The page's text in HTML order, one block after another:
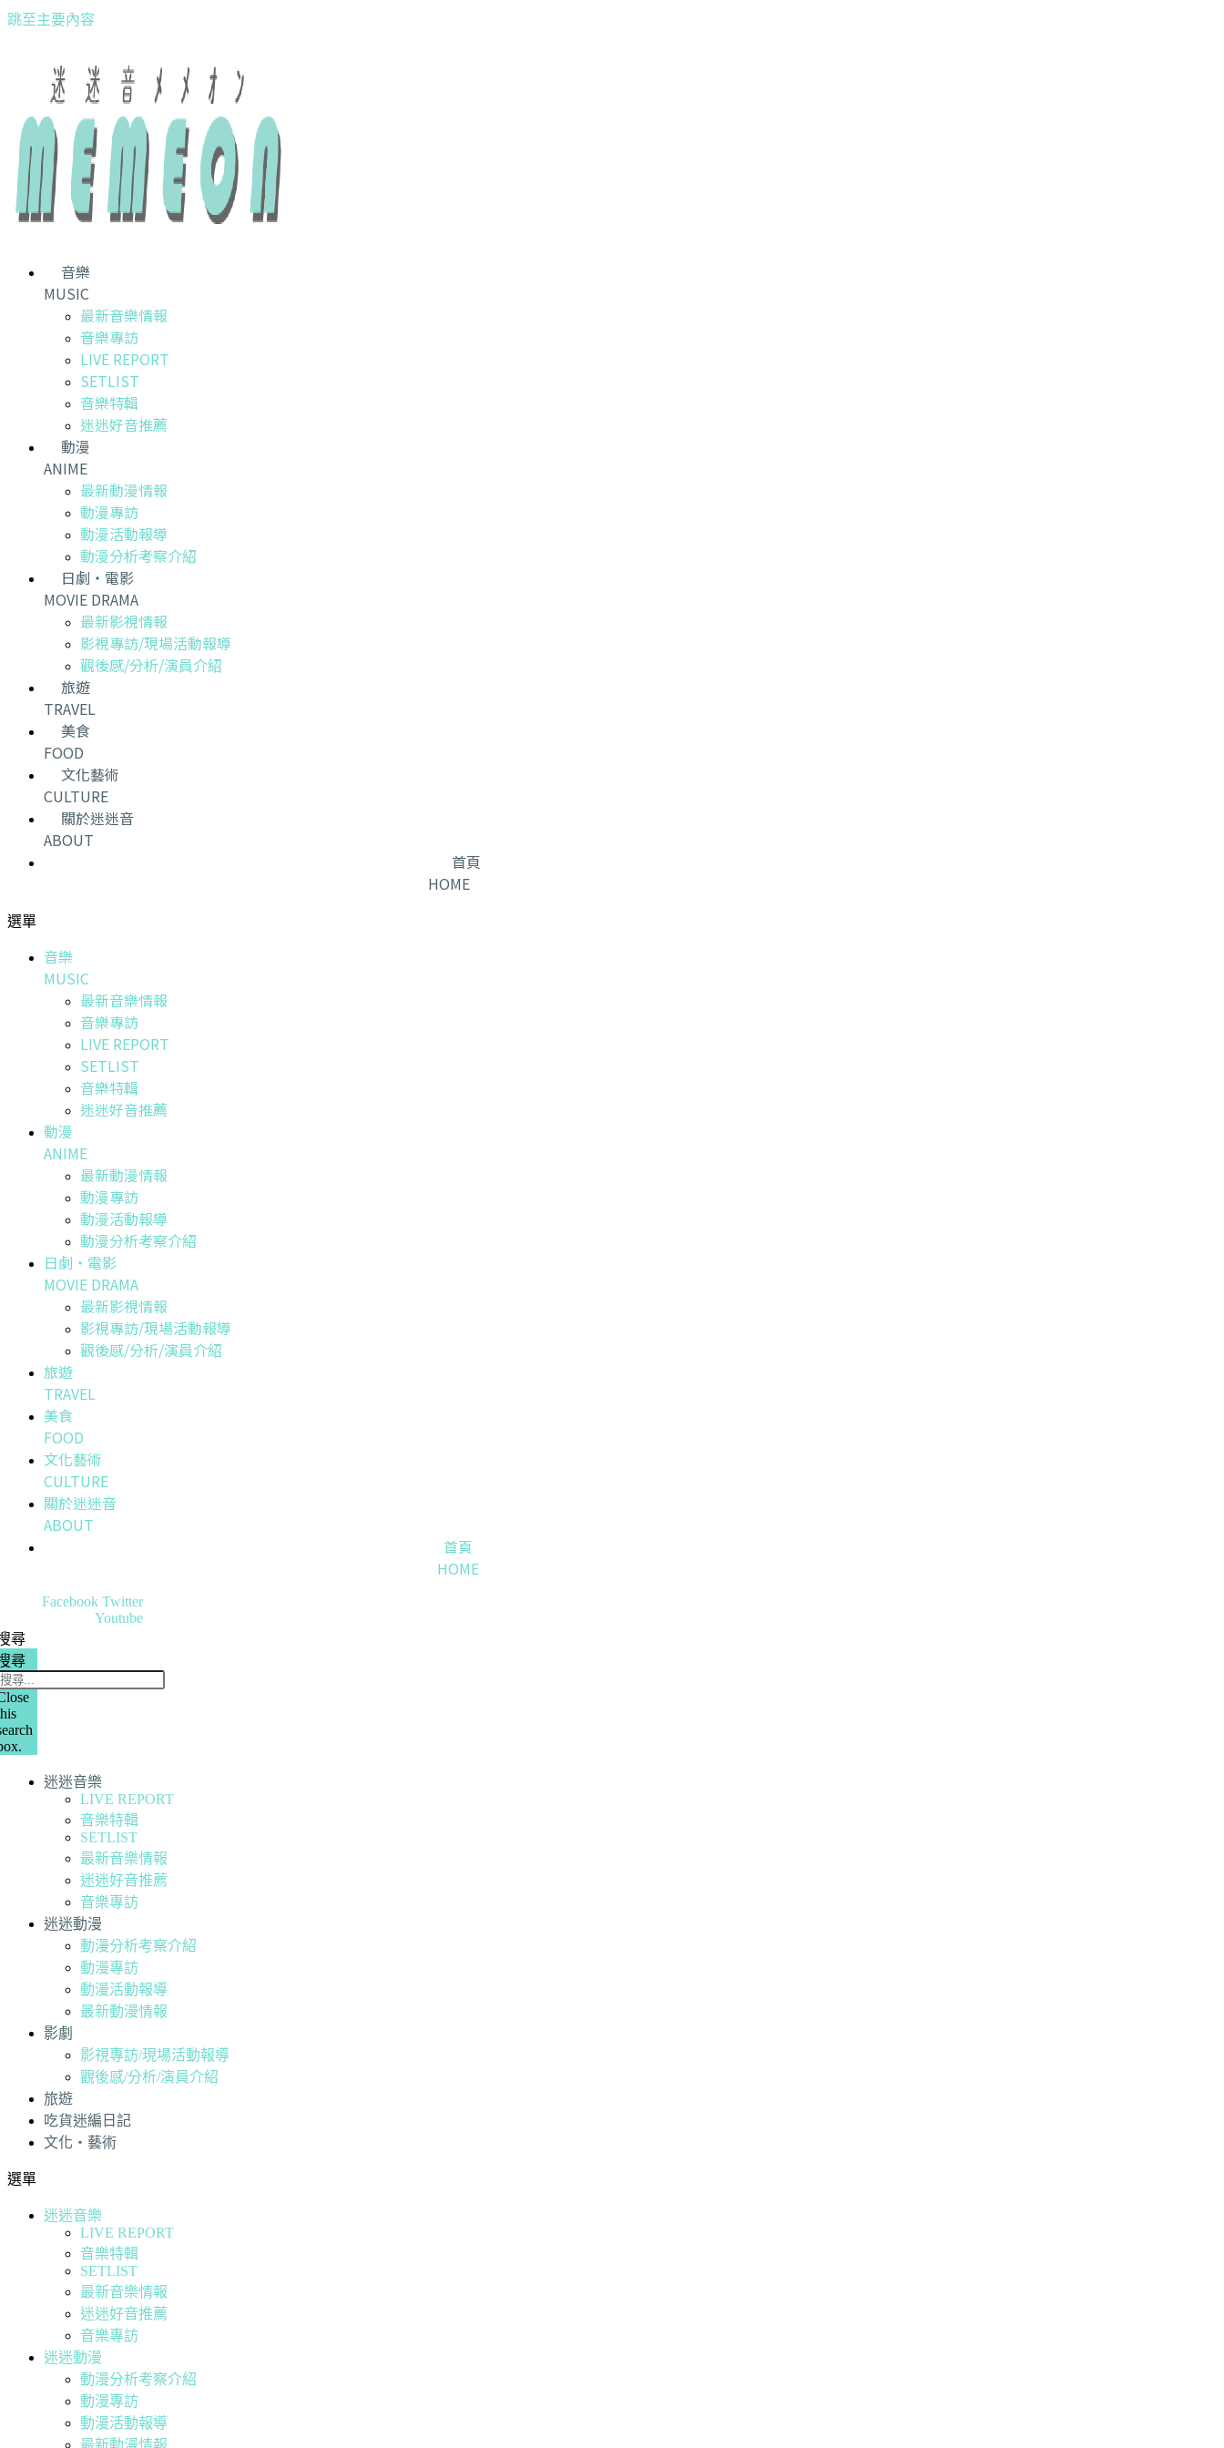
跳至主要內容
音樂
MUSIC
最新音樂情報
音樂專訪
LIVE REPORT
SETLIST
音樂特輯
迷迷好音推薦
動漫
ANIME
最新動漫情報
動漫專訪
動漫活動報導
動漫分析考察介紹
日劇・電影
MOVIE DRAMA
最新影視情報
影視專訪/現場活動報導
觀後感/分析/演員介紹
旅遊
TRAVEL
美食
FOOD
文化藝術
CULTURE
關於迷迷音
ABOUT
首頁
HOME
選單
音樂
MUSIC
最新音樂情報
音樂專訪
LIVE REPORT
SETLIST
音樂特輯
迷迷好音推薦
動漫
ANIME
最新動漫情報
動漫專訪
動漫活動報導
動漫分析考察介紹
日劇・電影
MOVIE DRAMA
最新影視情報
影視專訪/現場活動報導
觀後感/分析/演員介紹
旅遊
TRAVEL
美食
FOOD
文化藝術
CULTURE
關於迷迷音
ABOUT
首頁
HOME
Facebook Twitter
Youtube
尋
尋
迷迷音樂
LIVE REPORT
音樂特輯
SETLIST
最新音樂情報
迷迷好音推薦
音樂專訪
迷迷動漫
動漫分析考察介紹
動漫專訪
動漫活動報導
最新動漫情報
影劇
影視專訪/現場活動報導
觀後感/分析/演員介紹
旅遊
吃貨迷編日記
文化・藝術
選單
迷迷音樂
LIVE REPORT
音樂特輯
SETLIST
最新音樂情報
迷迷好音推薦
音樂專訪
迷迷動漫
動漫分析考察介紹
動漫專訪
動漫活動報導
最新動漫情報